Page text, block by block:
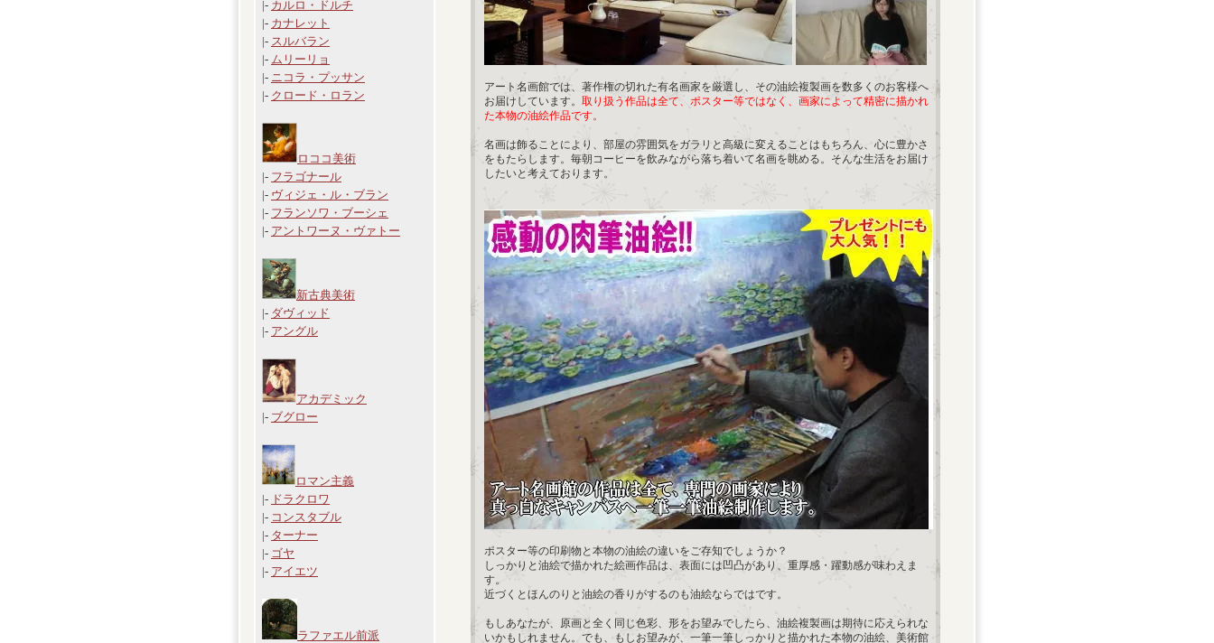
|- カルロ・ドルチ
|- カナレット
|- スルバラン
|- ムリーリョ
|- ニコラ・プッサン
|- クロード・ロラン
ロココ美術
|- フラゴナール
|- ヴィジェ・ル・ブラン
|- フランソワ・ブーシェ
|- アントワーヌ・ヴァトー
新古典美術
|- ダヴィッド
|- アングル
アカデミック
|- ブグロー
ロマン主義
|- ドラクロワ
|- コンスタブル
|- ターナー
|- ゴヤ
|- アイエツ
ラファエル前派
アート名画館では、著作権の切れた有名画家を厳選し、その油絵複製画を数多くのお客様へ
お届けしています。 取り扱う作品は全て、ポスター等ではなく、画家によって精密に描かれ
た本物の油絵作品です。
名画は飾ることにより、部屋の雰囲気をガラリと高級に変えることはもちろん、心に豊かさ
をもたらします。毎朝コーヒーを飲みながら落ち着いて名画を眺める。そんな生活をお届け
したいと考えております。
ポスター等の印刷物と本物の油絵の違いをご存知でしょうか？
しっかりと油絵で描かれた絵画作品は、表面には凹凸があり、重厚感・躍動感が味わえま
す。
近づくとほんのりと油絵の香りがするのも油絵ならではです。
もしあなたが、原画と全く同じ色彩、形をお望みでしたら、油絵複製画は期待に応えられな
いかもしれません。でも、もしお望みが、一筆一筆しっかりと描かれた本物の油絵、美術館